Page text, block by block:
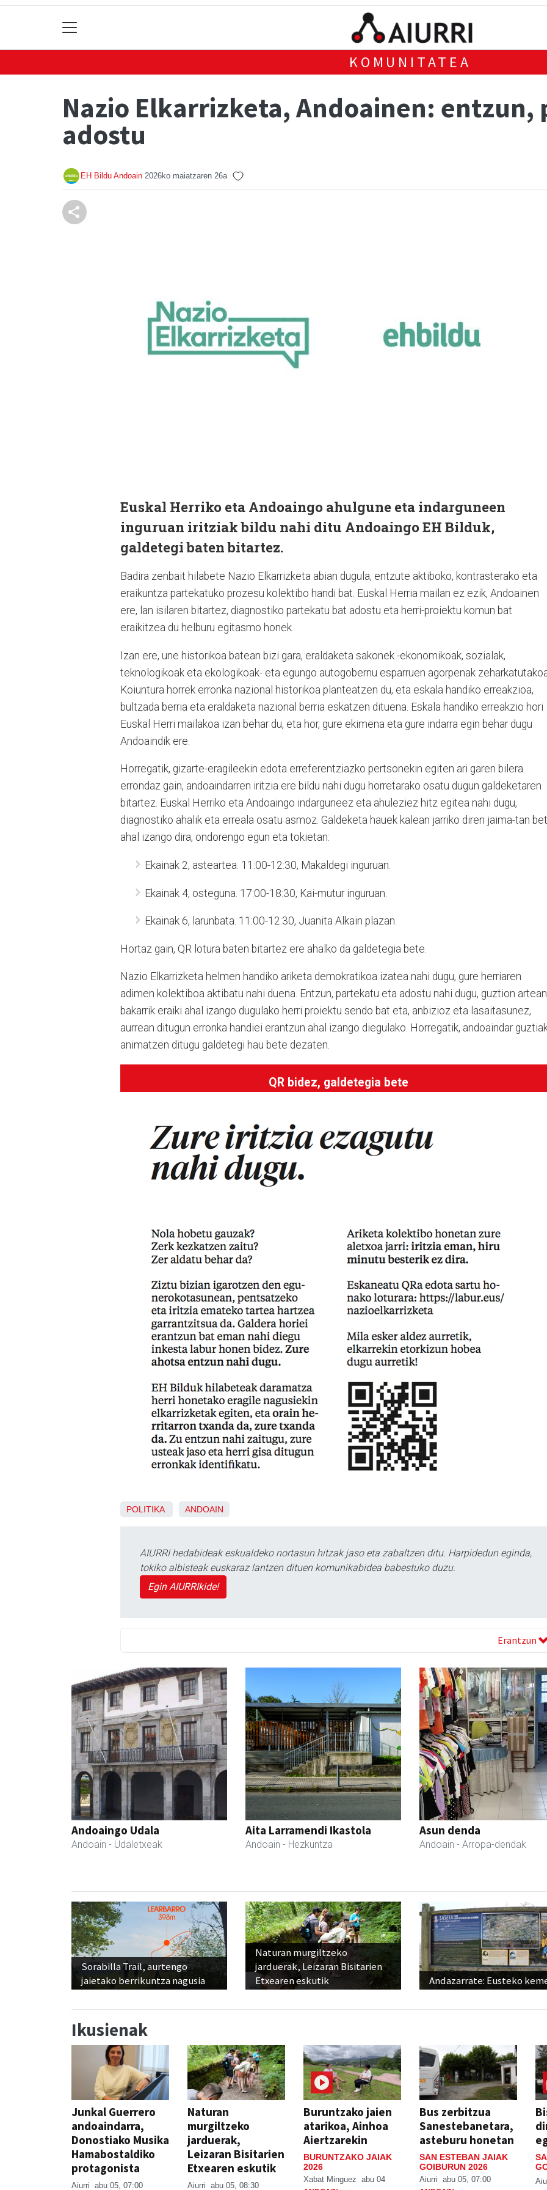
KOMUNITATEA
Nazio Elkarrizketa, Andoainen:
adostu
EH Bildu Andoain 2026ko maiatzaren 26a
Euskal Herriko eta Andoaingo ahulgune eta indarguneen
inguruan iritziak bildu nahi ditu Andoaingo EH Bilduk,
galdetegi baten bitartez.
Badira zenbait hilabete Nazio Elkarrizketa abian dugula, entzute aktiboko, kontrasterako eta
eraikuntza partekatuko prozesu kolektibo handi bat. Euskal Herria mailan ez ezik, Andoainen
ere, lan isilaren bitartez, diagnostiko partekatu bat adostu eta herri-proiektu komun bat
eraikitzea du helburu egitasmo honek.
Izan ere, une historikoa batean bizi gara, eraldaketa sakonek -ekonomikoak, sozialak,
teknologikoak eta ekologikoak- eta egungo autogobernu esparruen agorpenak
Koiuntura horrek erronka nazional historikoa planteatzen du, eta eskala handiko erreakzioa,
bultzada berria eta eraldaketa nazional berria eskatzen dituena. Eskala handiko erreakzio hori
Euskal Herri mailakoa izan behar du, eta hor, gure ekimena eta gure indarra egin behar dugu
Andoaindik ere.
Horregatik, gizarte-eragileekin edota erreferentziazko pertsonekin egiten ari garen bilera
errondaz gain, andoaindarren iritzia ere bildu nahi dugu horretarako osatu dugun galdeketaren
bitartez. Euskal Herriko eta Andoaingo indarguneez eta ahuleziez hitz egitea nahi dugu,
diagnostiko ahalik eta erreala osatu asmoz. Galdeketa hauek kalean jarriko diren jaima-tan
ahal izango dira, ondorengo egun eta tokietan:
Ekainak 2, asteartea. 11:00-12:30, Makaldegi inguruan.
Ekainak 4, osteguna. 17:00-18:30, Kai-mutur inguruan.
Ekainak 6, larunbata. 11:00-12:30, Juanita Alkain plazan.
Hortaz gain, QR lotura baten bitartez ere ahalko da galdetegia bete.
Nazio Elkarrizketa helmen handiko ariketa demokratikoa izatea nahi dugu, gure herriaren
adimen kolektiboa aktibatu nahi duena. Entzun, partekatu eta adostu nahi dugu, guztion artean
bakarrik eraiki ahal izango dugulako herri proiektu sendo bat eta, anbizioz eta lasaitasunez,
aurrean ditugun erronka handiei erantzun ahal izango diegulako. Horregatik, andoaindar
animatzen ditugu galdetegi hau bete dezaten.
QR bidez, galdetegia bete
POLITIKA ANDOAIN
AIURRI hedabideak eskualdeko nortasun hitzak jaso eta zabaltzen ditu. Harpidedun eginda,
tokiko albisteak euskaraz lantzen dituen komunikabidea babestuko duzu.
Egin AIURRIkide!
Erantzun
Andoaingo Udala
Andoain - Udaletxeak
Aita Larramendi Ikastola
Andoain - Hezkuntza
Asun denda
Andoain - Arropa-dendak
Sorabilla Trail, aurtengo
jaietako berrikuntza nagusia
Naturan murgiltzeko
jarduerak, Leizaran Bisitarien
Etxearen eskutik
Andazarrate: Eusteko
Ikusienak
Junkal Guerrero
andoaindarra,
Donostiako Musika
Hamabostaldiko
protagonista
Aiurri abu 05, 07:00
Naturan
murgiltzeko
jarduerak,
Leizaran Bisitarien
Etxearen eskutik
Aiurri abu 05, 08:30
Buruntzako jaien
atarikoa, Ainhoa
Aiertzarekin
BURUNTZAKO JAIAK
2026
Xabat Minguez abu 04
Bus zerbitzua
Sanestebanetara,
asteburu honetan
SAN ESTEBAN JAIAK
GOIBURUN 2026
Aiurri abu 05, 07:00